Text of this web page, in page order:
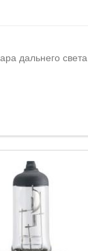
дальнего света